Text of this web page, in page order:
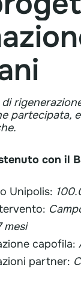
partecipata,
con il
​Unipolis:
mesi
capofila:
partner: